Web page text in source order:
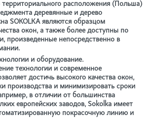
территориального расположения (Польша)
деревянные и дерево
SOKOLKA являются образцом
окон, а также более доступны по
произведенные непосредственно в
и оборудование.
технологии и современное
достичь высокого качества окон,
производства и минимизировать сроки
в отличии от большинства
европейских заводов, Sokolka имеет
покрасочную линию и